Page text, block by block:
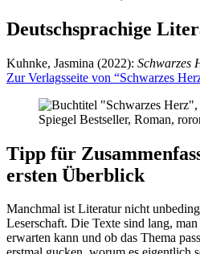
Deutschsprachige
Kuhnke, Jasmina (2022): Schwarzes
Zur Verlagsseite von “Schwarzes
Tipp für
ersten Überblick
Manchmal ist Literatur nicht
Leserschaft. Die Texte sind lang,
erwarten kann und ob das Thema